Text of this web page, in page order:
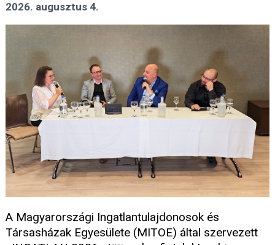
2026. augusztus 4.
A Magyarországi Ingatlantulajdonosok és
Társasházak Egyesülete (MITOE) által szervezett